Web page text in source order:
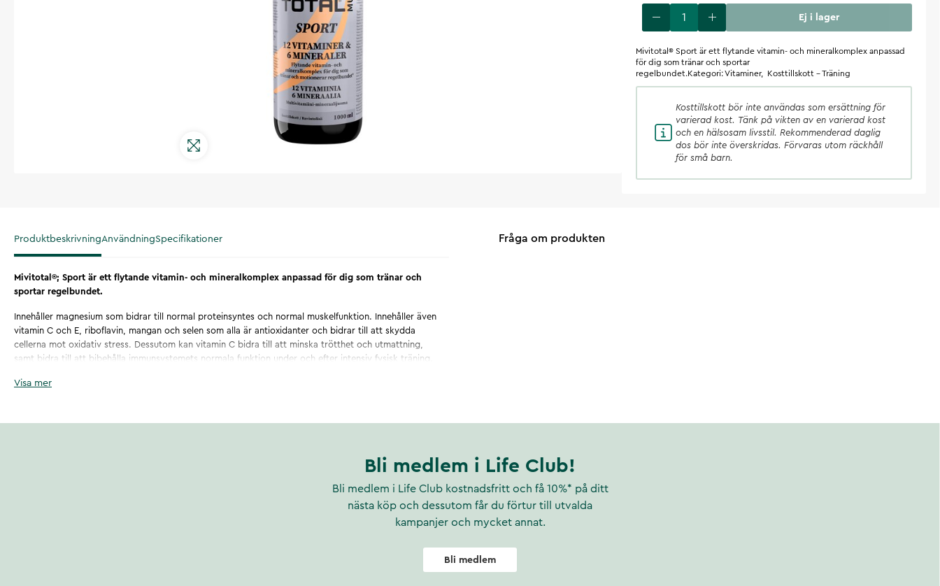
Ej i lager
Mivitotal® Sport är ett flytande vitamin- och mineralkomplex anpassad
för dig som tränar och sportar
regelbundet.Kategori: Vitaminer, Kosttillskott - Träning
Kosttillskott bör inte användas som ersättning för
varierad kost. Tänk på vikten av en varierad kost
och en hälsosam livsstil. Rekommenderad daglig
dos bör inte överskridas. Förvaras utom räckhåll
för små barn.
ProduktbeskrivningAnvändningSpecifikationer
Mivitotal®; Sport är ett flytande vitamin- och mineralkomplex anpassad för dig som tränar och
sportar regelbundet.
Innehåller magnesium som bidrar till normal proteinsyntes och normal muskelfunktion. Innehåller även
vitamin C och E, riboflavin, mangan och selen som alla är antioxidanter och bidrar till att skydda
cellerna mot oxidativ stress. Dessutom kan vitamin C bidra till att minska trötthet och utmattning,
samt bidra till att bibehålla immunsystemets normala funktion under och efter intensiv fysisk träning.
Visa mer
Fråga om produkten
Bli medlem i Life Club!
Bli medlem i Life Club kostnadsfritt och få 10%* på ditt
nästa köp och dessutom får du förtur till utvalda
kampanjer och mycket annat.
Bli medlem